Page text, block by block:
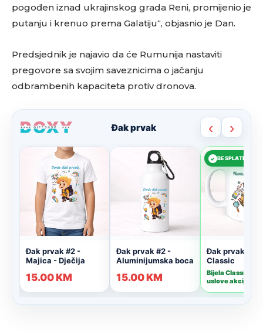
pogođen iznad ukrajinskog grada Reni, promijenio je
putanju i krenuo prema Galatiju“, objasnio je Dan.
Predsjednik je najavio da će Rumunija nastaviti
pregovore sa svojim saveznicima o jačanju
odbrambenih kapaciteta protiv dronova.